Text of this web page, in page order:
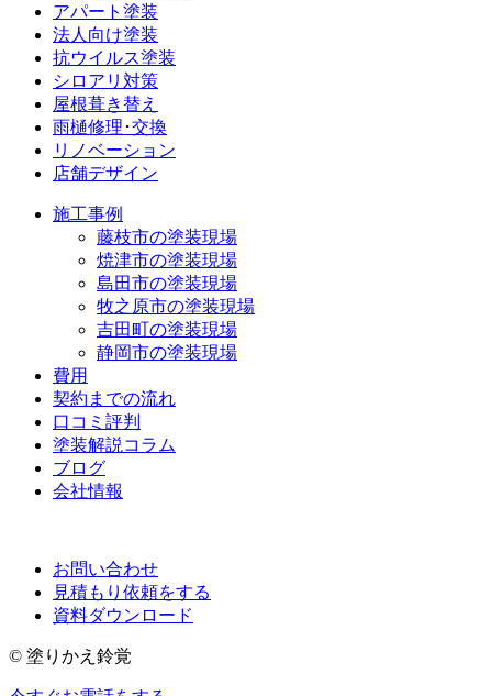
アパート塗装
法人向け塗装
抗ウイルス塗装
シロアリ対策
屋根葺き替え
雨樋修理･交換
リノベーション
店舗デザイン
施工事例
藤枝市の塗装現場
焼津市の塗装現場
島田市の塗装現場
牧之原市の塗装現場
吉田町の塗装現場
静岡市の塗装現場
費用
契約までの流れ
口コミ評判
塗装解説コラム
ブログ
会社情報
お問い合わせ
見積もり依頼をする
資料ダウンロード
© 塗りかえ鈴覚